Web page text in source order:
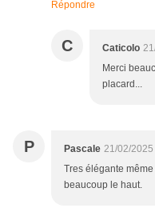
Répondre
C Caticolo
Merci
placard...
P Pascale 21/02/2025
Tres élégante
beaucoup le haut.